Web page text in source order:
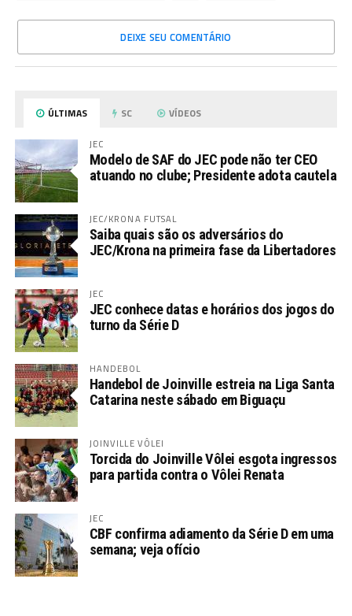
DEIXE SEU COMENTÁRIO
ÚLTIMAS SC VÍDEOS
JEC
Modelo de SAF do JEC pode não ter CEO
atuando no clube; Presidente adota cautela
JEC/KRONA FUTSAL
Saiba quais são os adversários do
JEC/Krona na primeira fase da Libertadores
JEC
JEC conhece datas e horários dos jogos do
turno da Série D
HANDEBOL
Handebol de Joinville estreia na Liga Santa
Catarina neste sábado em Biguaçu
JOINVILLE VÔLEI
Torcida do Joinville Vôlei esgota ingressos
para partida contra o Vôlei Renata
JEC
CBF confirma adiamento da Série D em uma
semana; veja ofício